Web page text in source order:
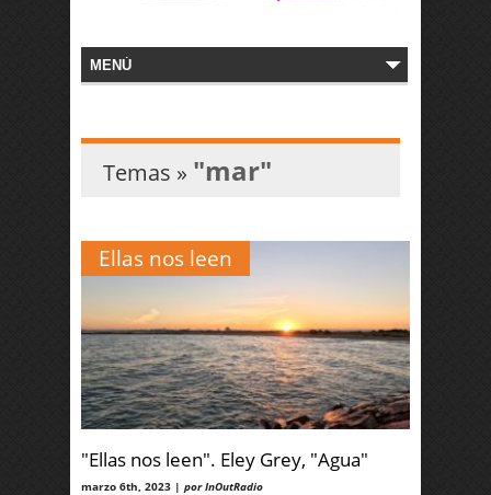
Temas » "mar"
Ellas nos leen
"Ellas nos leen". Eley Grey, "Agua"
marzo 6th, 2023 | por InOutRadio